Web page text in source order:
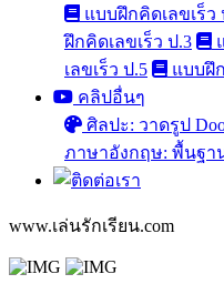
แบบฝึกคิดเลขเร็ว
ฝึกคิดเลขเร็ว ป.3
เลขเร็ว ป.5
แบบฝึ
คลิปอื่นๆ
ศิลปะ: วาดรูป
ภาษาอังกฤษ: พื้นฐา
www.เล่นรักเรียน.com